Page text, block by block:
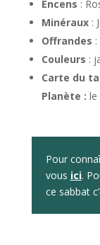
Encens :
Minéraux:
Offrandes
Couleurs :
Carte du
Planète : le
Pour
vous ici.
ce sabbat